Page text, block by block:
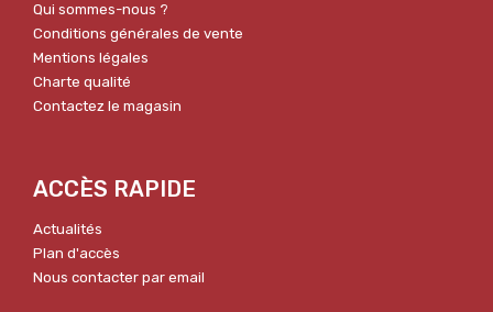
Qui sommes-nous ?
Conditions générales de vente
Mentions légales
Charte qualité
Contactez le magasin
ACCÈS RAPIDE
Actualités
Plan d'accès
Nous contacter par email